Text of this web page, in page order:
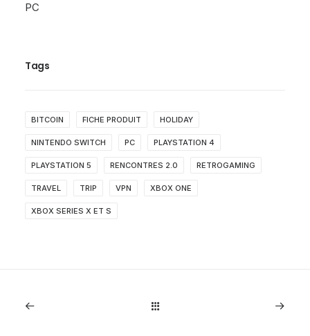
PC
Tags
BITCOIN FICHE PRODUIT HOLIDAY
NINTENDO SWITCH PC PLAYSTATION 4
PLAYSTATION 5 RENCONTRES 2.0 RETROGAMING
TRAVEL TRIP VPN XBOX ONE
XBOX SERIES X ET S